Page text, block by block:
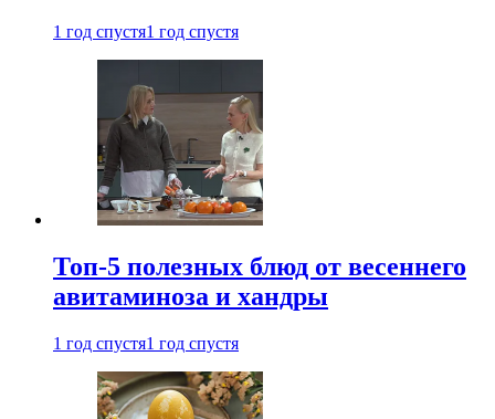
1 год спустя1 год спустя
Топ-5 полезных блюд от весеннего
авитаминоза и хандры
1 год спустя1 год спустя